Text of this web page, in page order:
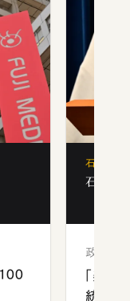
石破茂、
石破茂
政治
「楽し
統領と